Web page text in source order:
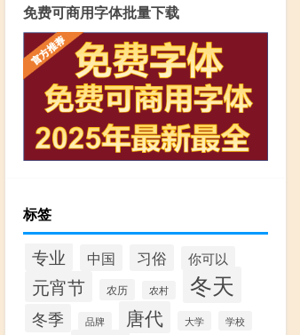
免费可商用字体批量下载
标签
专业 中国 习俗 你可以
元宵节 农历 农村 冬天
冬季 品牌 唐代 大学 学校